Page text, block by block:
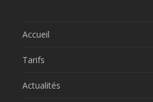
Accueil
Tarifs
Actualités